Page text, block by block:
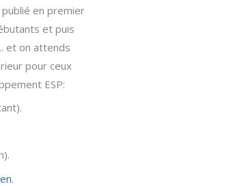
en premier
et puis
et on attends
pour ceux
ESP:
.